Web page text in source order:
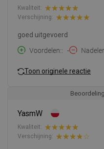
Kwaliteit:
Verschijning:
goed uitgevoerd
Voordelen:
-
Toon originele reactie
YasmW
Kwaliteit:
Verschijning: